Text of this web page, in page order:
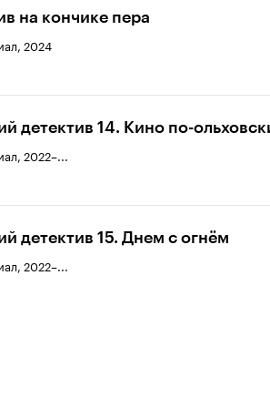
на кончике пера
2024
детектив 14. Кино по-
2022–...
детектив 15. Днем с огнём
2022–...